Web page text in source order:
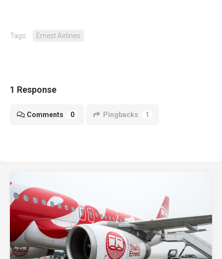
Tags: Ernest Airlines
1 Response
Comments 0 Pingbacks 1